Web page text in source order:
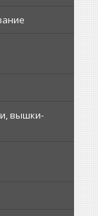
вышки-